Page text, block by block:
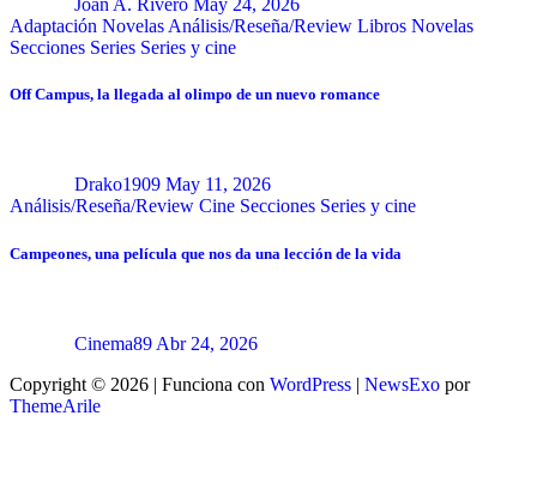
Joan A. Rivero May 24, 2026
Adaptación Novelas Análisis/Reseña/Review Libros Novelas
Secciones Series Series y cine
Off Campus, la llegada al olimpo de un nuevo romance
Drako1909 May 11, 2026
Análisis/Reseña/Review Cine Secciones Series y cine
Campeones, una película que nos da una lección de la vida
Cinema89 Abr 24, 2026
Copyright © 2026 | Funciona con WordPress | NewsExo por
ThemeArile